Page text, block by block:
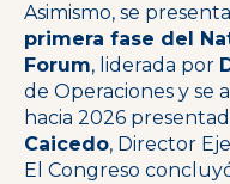
Asimismo, se
primera fase del
Forum, liderada por
de Operaciones y se
hacia 2026
Caicedo, Director
El Congreso